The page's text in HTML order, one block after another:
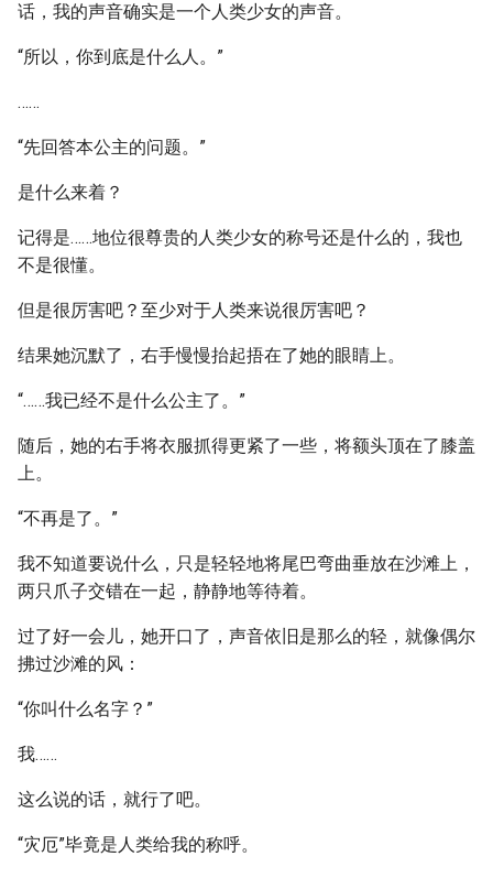
话，我的声音确实是一个人类少女的声音。
“所以，你到底是什么人。”
……
“先回答本公主的问题。”
是什么来着？
记得是……地位很尊贵的人类少女的称号还是什么的，我也
不是很懂。
但是很厉害吧？至少对于人类来说很厉害吧？
结果她沉默了，右手慢慢抬起捂在了她的眼睛上。
“……我已经不是什么公主了。”
随后，她的右手将衣服抓得更紧了一些，将额头顶在了膝盖
上。
“不再是了。”
我不知道要说什么，只是轻轻地将尾巴弯曲垂放在沙滩上，
两只爪子交错在一起，静静地等待着。
过了好一会儿，她开口了，声音依旧是那么的轻，就像偶尔
拂过沙滩的风：
“你叫什么名字？”
我……
这么说的话，就行了吧。
“灾厄”毕竟是人类给我的称呼。